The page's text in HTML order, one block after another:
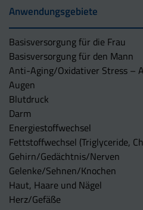
Anwendungsgebiete
Basisversorgung für die Frau
Basisversorgung für den Mann
Anti-Aging/Oxidativer Stress –
Augen
Blutdruck
Darm
Energiestoffwechsel
Fettstoffwechsel (Triglyceride,
Gehirn/Gedächtnis/Nerven
Gelenke/Sehnen/Knochen
Haut, Haare und Nägel
Herz/Gefäße